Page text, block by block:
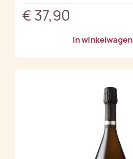
€ 37,90
In winkelwagen